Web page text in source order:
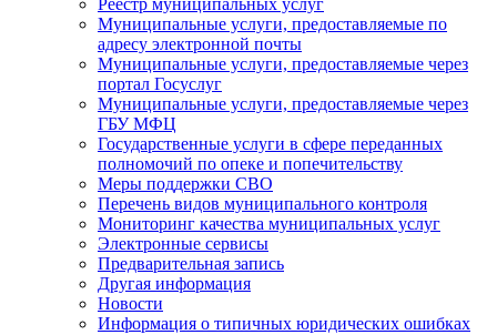
Реестр муниципальных услуг
Муниципальные услуги, предоставляемые по
адресу электронной почты
Муниципальные услуги, предоставляемые через
портал Госуслуг
Муниципальные услуги, предоставляемые через
ГБУ МФЦ
Государственные услуги в сфере переданных
полномочий по опеке и попечительству
Меры поддержки СВО
Перечень видов муниципального контроля
Мониторинг качества муниципальных услуг
Электронные сервисы
Предварительная запись
Другая информация
Новости
Информация о типичных юридических ошибках